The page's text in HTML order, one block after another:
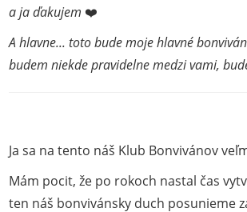
a ja ďakujem ❤️
A hlavne... toto bude moje hlavné
budem niekde pravidelne medzi vami,
Ja sa na tento náš Klub Bonvivánov
Mám pocit, že po rokoch nastal čas
ten náš bonvivánsky duch posunieme